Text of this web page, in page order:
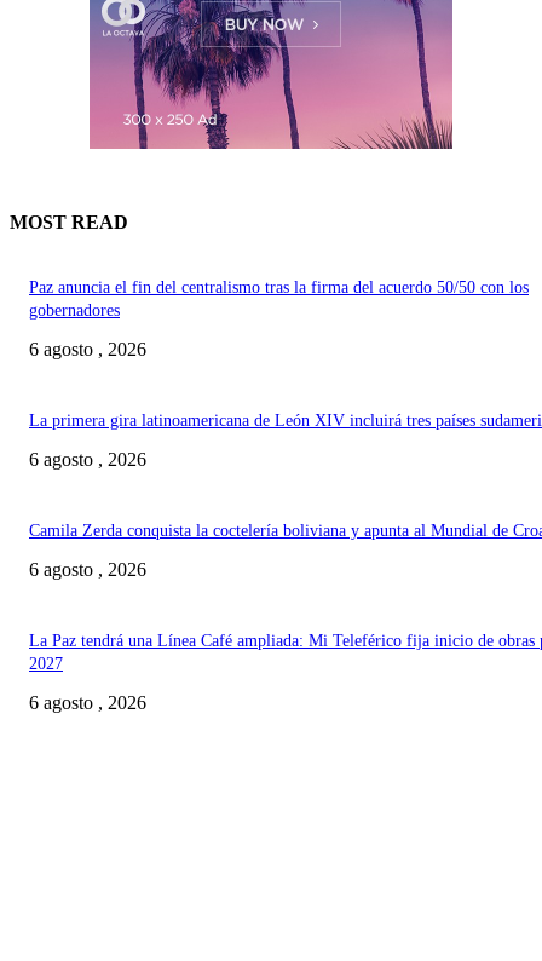
MOST READ
Paz anuncia el fin del centralismo tras la firma del acuerdo 50/50 con los
gobernadores
6 agosto , 2026
La primera gira latinoamericana de León XIV incluirá tres países
6 agosto , 2026
Camila Zerda conquista la coctelería boliviana y apunta al Mundial de
6 agosto , 2026
La Paz tendrá una Línea Café ampliada: Mi Teleférico fija inicio de obras
2027
6 agosto , 2026